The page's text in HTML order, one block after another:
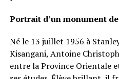
Portrait d’un monument
Né le 13 juillet 1956 à
Kisangani, Antoine
entre la Province Orientale